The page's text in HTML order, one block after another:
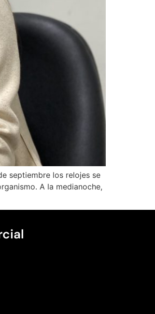
septiembre los relojes se
A la medianoche,